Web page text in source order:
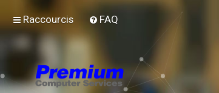
Raccourcis FAQ